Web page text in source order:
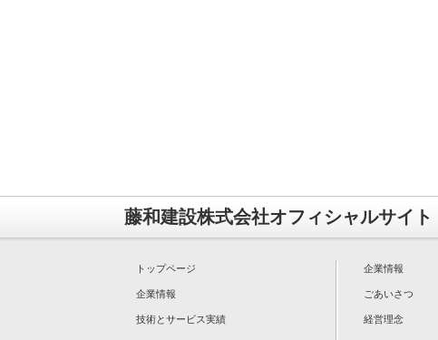
藤和建設株式会社オフィシャルサイト
トップページ
企業情報
技術とサービス実績
企業情報
ごあいさつ
経営理念